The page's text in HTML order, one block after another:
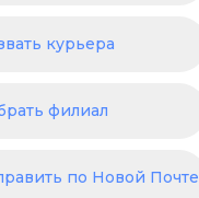
курьера
филиал
по Новой Почте